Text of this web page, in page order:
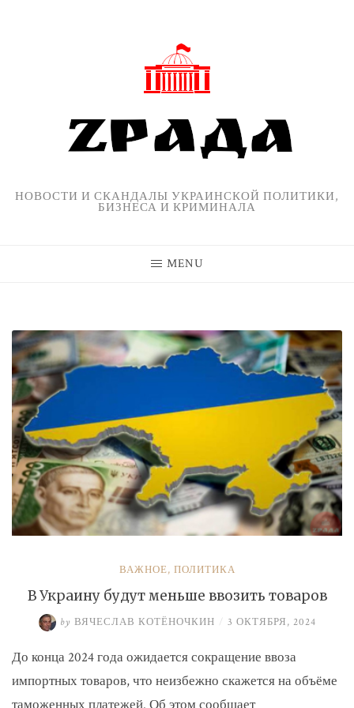
НОВОСТИ И СКАНДАЛЫ УКРАИНСКОЙ ПОЛИТИКИ,
БИЗНЕСА И КРИМИНАЛА
MENU
ВАЖНОЕ, ПОЛИТИКА
В Украину будут меньше ввозить товаров
by ВЯЧЕСЛАВ КОТЁНОЧКИН / 3 ОКТЯБРЯ, 2024
До конца 2024 года ожидается сокращение ввоза
импортных товаров, что неизбежно скажется на объёме